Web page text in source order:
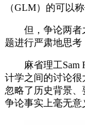
（GLM）的可以
但，争论两者之
题进行严肃地思考
麻省理工Sam
计学之间的讨论很
忽略了历史背景、
争论事实上毫无意